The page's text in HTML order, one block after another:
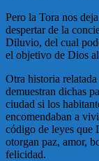
Pero la Tora nos
despertar de la
Diluvio, del cual
el objetivo de Dios
Otra historia
demuestran dichas
ciudad si los
encomendaban a
código de leyes que
otorgan paz, amor,
felicidad.